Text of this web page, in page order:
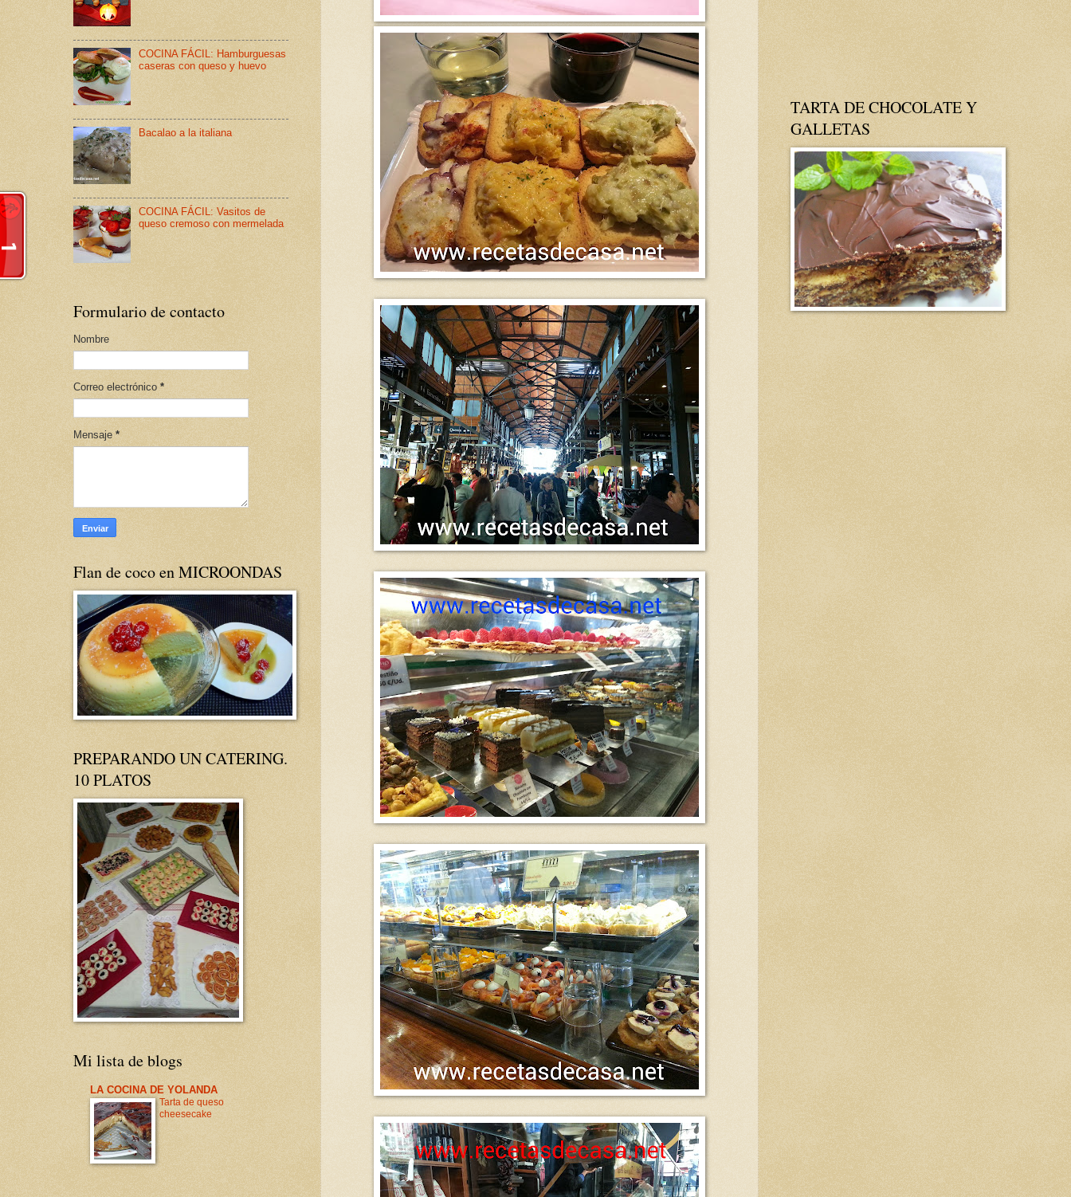
COCINA FÁCIL: Hamburguesas
caseras con queso y huevo
Bacalao a la italiana
COCINA FÁCIL: Vasitos de
queso cremoso con mermelada
Formulario de contacto
Nombre
Correo electrónico *
Mensaje *
Flan de coco en MICROONDAS
PREPARANDO UN CATERING.
10 PLATOS
Mi lista de blogs
LA COCINA DE YOLANDA
Tarta de queso
cheesecake
TARTA DE CHOCOLATE Y
GALLETAS